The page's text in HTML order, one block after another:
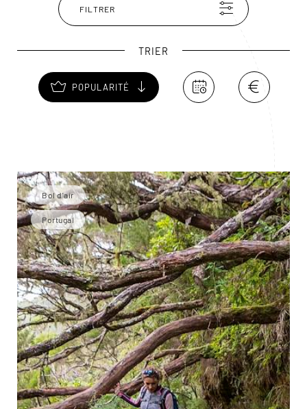
chauds, de bonnes chaussures et une lampe frontale
pour traverser les petits tunnels.
FILTRER
TRIER
POPULARITÉ
Bol d'air
Portugal